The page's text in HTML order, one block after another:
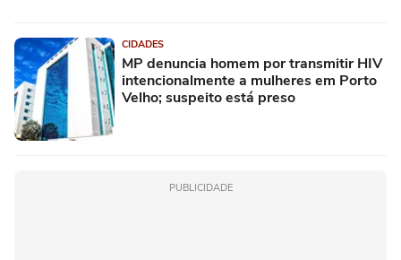
CIDADES
MP denuncia homem por transmitir HIV
intencionalmente a mulheres em Porto
Velho; suspeito está preso
PUBLICIDADE